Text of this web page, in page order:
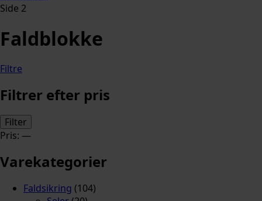
Side 2
Faldblokke
Filtre
Filtrer efter pris
Mindste
pris
Højeste
pris
Filter
Pris: —
Varekategorier
Faldsikring (104)